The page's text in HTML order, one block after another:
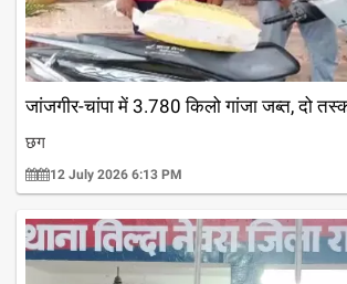
जांजगीर-चांपा में 3.780 किलो गांजा जब्त, दो
छग
12 July 2026 6:13 PM